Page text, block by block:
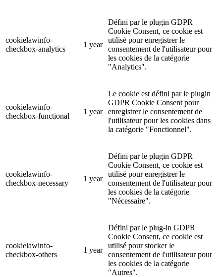
cookielawinfo-
checkbox-analytics
1 year
Défini par le plugin GDPR
Cookie Consent, ce cookie est
utilisé pour enregistrer le
consentement de l'utilisateur pour
les cookies de la catégorie
"Analytics".
cookielawinfo-
checkbox-functional
1 year
Le cookie est défini par le plugin
GDPR Cookie Consent pour
enregistrer le consentement de
l'utilisateur pour les cookies dans
la catégorie "Fonctionnel".
cookielawinfo-
checkbox-necessary
1 year
Défini par le plugin GDPR
Cookie Consent, ce cookie est
utilisé pour enregistrer le
consentement de l'utilisateur pour
les cookies de la catégorie
"Nécessaire".
cookielawinfo-
checkbox-others
1 year
Défini par le plug-in GDPR
Cookie Consent, ce cookie est
utilisé pour stocker le
consentement de l'utilisateur pour
les cookies de la catégorie
"Autres".